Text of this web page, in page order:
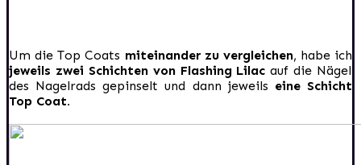
Um die Top Coats miteinander zu vergleichen, habe ich
jeweils zwei Schichten von Flashing Lilac auf die Nägel
des Nagelrads gepinselt und dann jeweils eine Schicht
Top Coat.